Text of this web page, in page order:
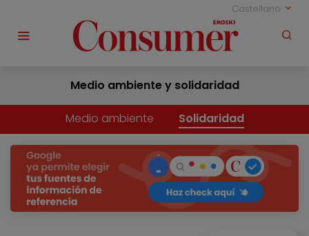
Castellano
Medio ambiente y solidaridad
Medio ambiente Solidaridad